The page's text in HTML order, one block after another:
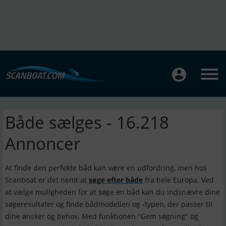
Både sælges - 16.218
Annoncer
At finde den perfekte båd kan være en udfordring, men hos
Scanboat er det nemt at søge efter både fra hele Europa. Ved
at vælge muligheden for at søge en båd kan du indsnævre dine
søgeresultater og finde bådmodellen og -typen, der passer til
dine ønsker og behov. Med funktionen "Gem søgning" og